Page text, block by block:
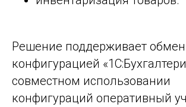
Решение поддерживает
конфигурацией
совместном использовании
конфигураций оперативный